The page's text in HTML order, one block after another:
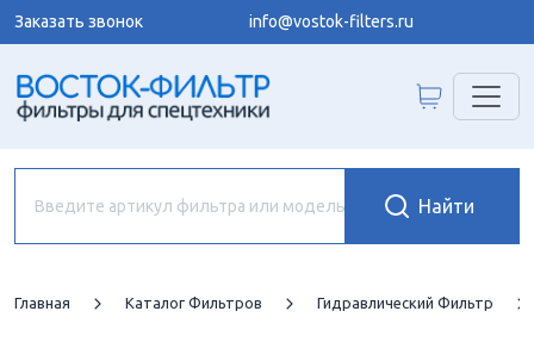
Заказать звонок info@vostok-filters.ru
Главная Каталог Фильтров Гидравлический Фильтр